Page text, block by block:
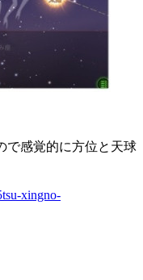
で感覚的に方位と天球
xingno-